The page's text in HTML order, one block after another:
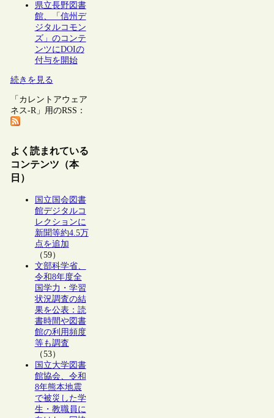
県立長野図書
館、「信州デ
ジタルコモン
ズ」のコンテ
ンツにDOIの
付与を開始
続きを見る
「カレントアウェア
ネス-R」用のRSS：
よく読まれている
コンテンツ（本
日）
国立国会図書
館デジタルコ
レクションに
新聞等約4.5万
点を追加
（59）
文部科学省、
令和8年度全
国学力・学習
状況調査の結
果を公表：読
書時間や図書
館の利用頻度
等も調査
（53）
国立大学図書
館協会、令和
8年熊本地震
で被災した学
生・教職員に